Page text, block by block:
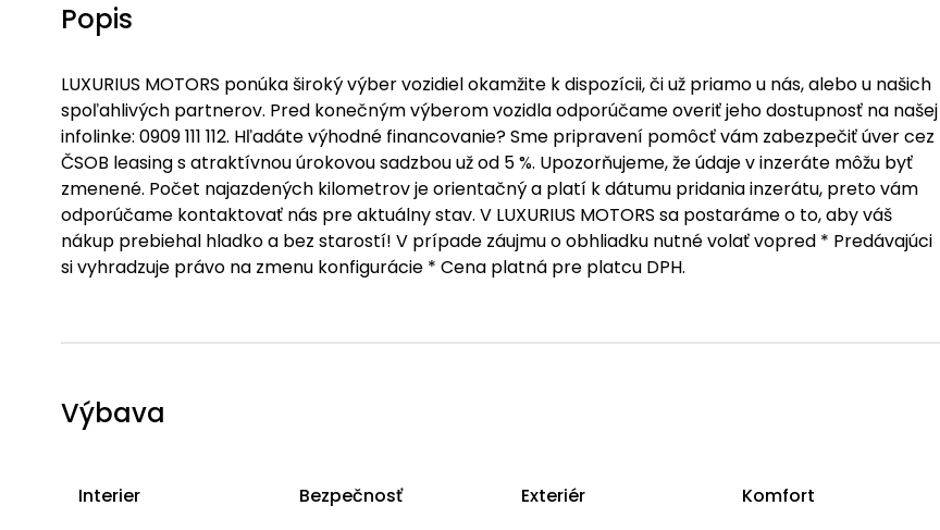
Popis
LUXURIUS MOTORS ponúka široký výber vozidiel okamžite k dispozícii, či už priamo u nás, alebo u našich
spoľahlivých partnerov. Pred konečným výberom vozidla odporúčame overiť jeho dostupnosť na našej
infolinke: 0909 111 112. Hľadáte výhodné financovanie? Sme pripravení pomôcť vám zabezpečiť úver cez
ČSOB leasing s atraktívnou úrokovou sadzbou už od 5 %. Upozorňujeme, že údaje v inzeráte môžu byť
zmenené. Počet najazdených kilometrov je orientačný a platí k dátumu pridania inzerátu, preto vám
odporúčame kontaktovať nás pre aktuálny stav. V LUXURIUS MOTORS sa postaráme o to, aby váš
nákup prebiehal hladko a bez starostí! V prípade záujmu o obhliadku nutné volať vopred * Predávajúci
si vyhradzuje právo na zmenu konfigurácie * Cena platná pre platcu DPH.
Výbava
Interier
Bezpečnosť
Exteriér
Komfort